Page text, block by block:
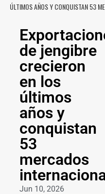
ÚLTIMOS AÑOS Y CONQUISTAN 53
de jengibre
crecieron
en los
últimos
años y
conquistan
53
mercados
Jun 10, 2026